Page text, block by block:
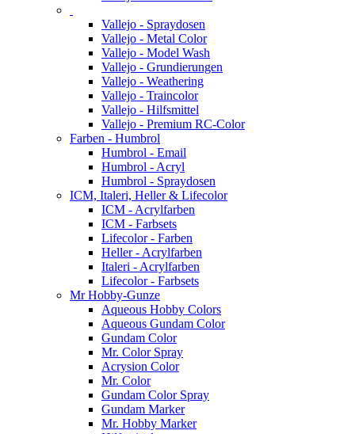
Vallejo - Spraydosen
Vallejo - Metal Color
Vallejo - Model Wash
Vallejo - Grundierungen
Vallejo - Weathering
Vallejo - Traincolor
Vallejo - Hilfsmittel
Vallejo - Premium RC-Color
Farben - Humbrol
Humbrol - Email
Humbrol - Acryl
Humbrol - Spraydosen
ICM, Italeri, Heller & Lifecolor
ICM - Acrylfarben
ICM - Farbsets
Lifecolor - Farben
Heller - Acrylfarben
Italeri - Acrylfarben
Lifecolor - Farbsets
Mr Hobby-Gunze
Aqueous Hobby Colors
Aqueous Gundam Color
Gundam Color
Mr. Color Spray
Acrysion Color
Mr. Color
Gundam Color Spray
Gundam Marker
Mr. Hobby Marker